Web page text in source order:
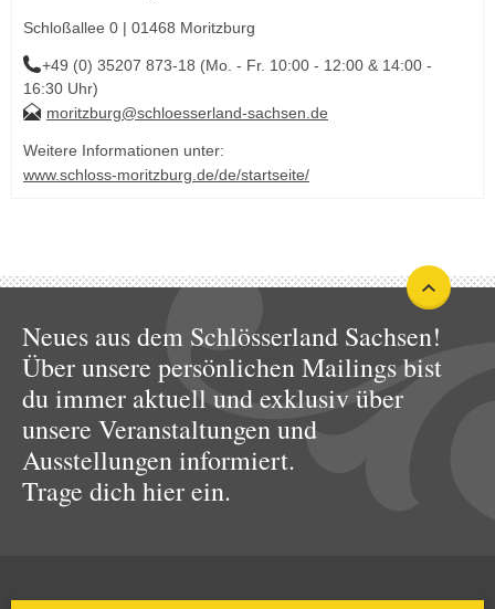
Schloßallee 0 | 01468 Moritzburg
+49 (0) 35207 873-18 (Mo. - Fr. 10:00 - 12:00 & 14:00 -
16:30 Uhr)
moritzburg@schloesserland-sachsen.de
Weitere Informationen unter:
www.schloss-moritzburg.de/de/startseite/
Neues aus dem Schlösserland Sachsen!
Über unsere persönlichen Mailings bist
du immer aktuell und exklusiv über
unsere Veranstaltungen und
Ausstellungen informiert.
Trage dich hier ein.